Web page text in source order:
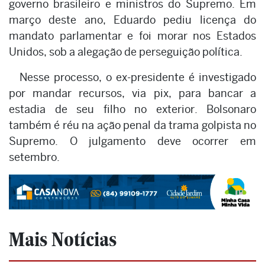
governo brasileiro e ministros do Supremo. Em
março deste ano, Eduardo pediu licença do
mandato parlamentar e foi morar nos Estados
Unidos, sob a alegação de perseguição política.
Nesse processo, o ex-presidente é investigado
por mandar recursos, via pix, para bancar a
estadia de seu filho no exterior. Bolsonaro
também é réu na ação penal da trama golpista no
Supremo. O julgamento deve ocorrer em
setembro.
Mais Notícias